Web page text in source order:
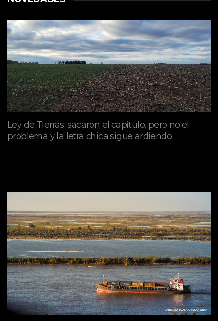
Ley de Tierras: sacaron el capítulo, pero no el
problema y la letra chica sigue ardiendo